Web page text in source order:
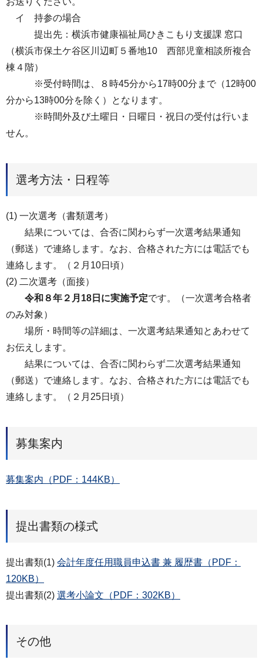
イ 持参の場合
提出先：横浜市健康福祉局ひきこもり支援課 窓口
（横浜市保土ケ谷区川辺町５番地10 西部児童相談所複合
棟４階）
※受付時間は、８時45分から17時00分まで（12時00
分から13時00分を除く）となります。
※時間外及び土曜日・日曜日・祝日の受付は行いま
せん。
選考方法・日程等
(1) 一次選考（書類選考）
結果については、合否に関わらず一次選考結果通知
（郵送）で連絡します。なお、合格された方には電話でも
連絡します。（２月10日頃）
(2) 二次選考（面接）
令和８年２月18日に実施予定です。（一次選考合格者
のみ対象）
場所・時間等の詳細は、一次選考結果通知とあわせて
お伝えします。
結果については、合否に関わらず二次選考結果通知
（郵送）で連絡します。なお、合格された方には電話でも
連絡します。（２月25日頃）
募集案内
募集案内（PDF：144KB）
提出書類の様式
提出書類(1) 会計年度任用職員申込書 兼 履歴書（PDF：
120KB）
提出書類(2) 選考小論文（PDF：302KB）
その他